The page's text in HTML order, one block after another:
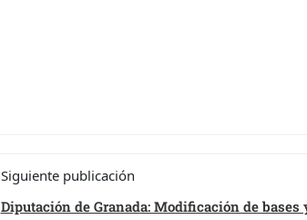
Siguiente publicación
Diputación de Granada: Modificación de bases